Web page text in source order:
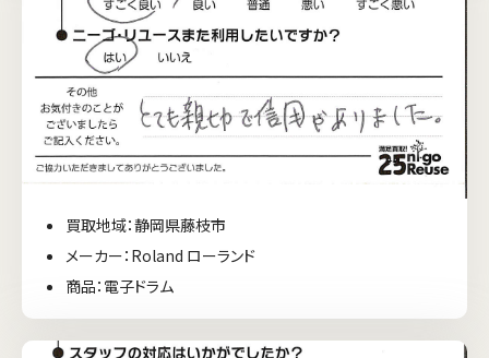
買取地域：静岡県藤枝市
メーカー：Roland ローランド
商品：電子ドラム